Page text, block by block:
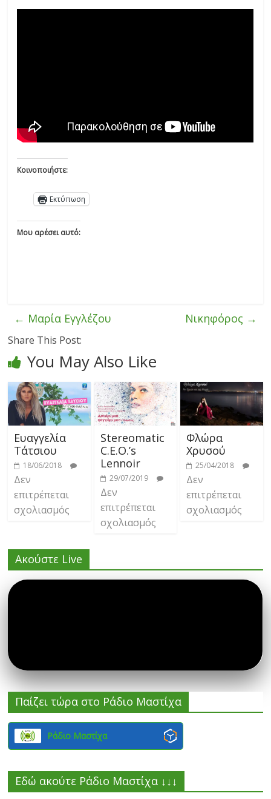
Κοινοποιήστε:
Εκτύπωση
Μου αρέσει αυτό:
← Μαρία Εγγλέζου Νικηφόρος →
Share This Post:
You May Also Like
Ευαγγελία
Τάτσιου
18/06/2018
Δεν
επιτρέπεται
σχολιασμός
Stereomatic
C.E.O.’s
Lennoir
29/07/2019
Δεν
επιτρέπεται
σχολιασμός
Φλώρα
Χρυσού
25/04/2018
Δεν
επιτρέπεται
σχολιασμός
Ακούστε Live
Παίζει τώρα στο Ράδιο Μαστίχα
Ράδιο Μαστίχα
Εδώ ακούτε Ράδιο Μαστίχα ↓↓↓